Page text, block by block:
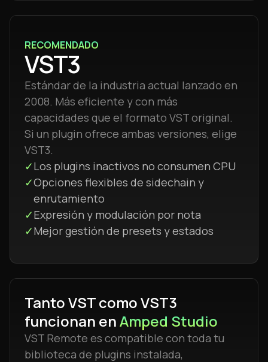
RECOMENDADO
VST3
Estándar de la industria actual lanzado en
2008. Más eficiente y con más
capacidades que el formato VST original.
Si un plugin ofrece ambas versiones, elige
VST3.
✓Los plugins inactivos no consumen CPU
✓Opciones flexibles de sidechain y
enrutamiento
✓Expresión y modulación por nota
✓Mejor gestión de presets y estados
Tanto VST como VST3
funcionan enAmped Studio
VST Remote es compatible con toda tu
biblioteca de plugins instalada,